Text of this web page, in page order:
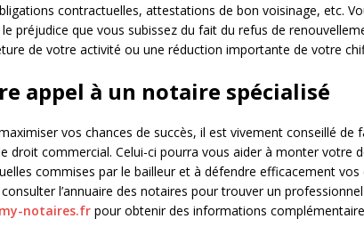
contractuelles, attestations de bon voisinage, etc.
préjudice que vous subissez du fait du refus de
de votre activité ou une réduction importante de votre
appel à un notaire spécialisé
vos chances de succès, il est vivement conseillé de
droit commercial. Celui-ci pourra vous aider à monter votre
commises par le bailleur et à défendre efficacement vos
l’annuaire des notaires pour trouver un
notaires.fr pour obtenir des informations